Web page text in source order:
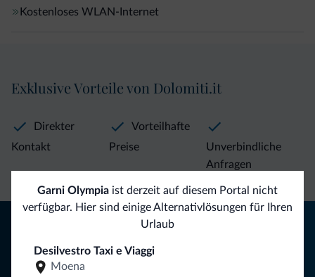
Kostenloses WLAN-Internet
Garni Olympia ist derzeit auf diesem Portal nicht
verfügbar. Hier sind einige Alternativlösungen für Ihren
Urlaub
Desilvestro Taxi e Viaggi
Moena
Exklusive Vorteile von Dolomiti.it
Direkter
Kontakt
Vorteilhafte
Preise
Unverbindliche
Anfragen
Tipps aus den Dolomiten
Sie erhalten Informationen, exklusive Angebote und
Neuigkeiten für Ihren Urlaub in den Dolomiten.